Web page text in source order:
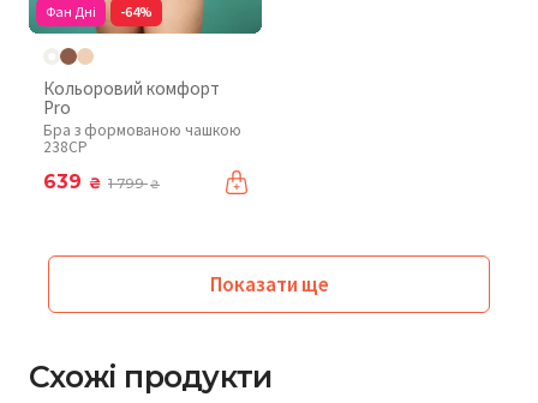
Фан Дні -64%
Кольоровий комфорт
Pro
Бра з формованою чашкою
238CP
639 ₴ 1 799₴
Показати ще
Схожі продукти